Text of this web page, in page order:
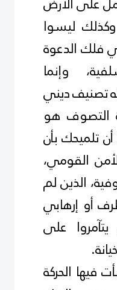
ليسوا
فلك الدعوة
وإنما
تصنيف ديني
التصوف هو
تلميحك بأن
القومي،
الذين لم
أو إرهابي
على
.
فيها الحركة